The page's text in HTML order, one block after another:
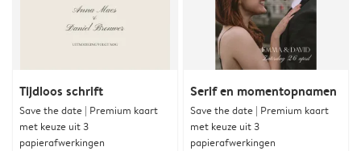
Tijdloos schrift
Save the date | Premium kaart
met keuze uit 3
papierafwerkingen
Serif en momentopnamen
Save the date | Premium kaart
met keuze uit 3
papierafwerkingen